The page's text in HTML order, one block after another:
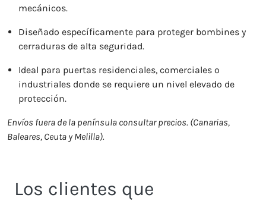
mecánicos.
Diseñado específicamente para proteger bombines y
cerraduras de alta seguridad.
Ideal para puertas residenciales, comerciales o
industriales donde se requiere un nivel elevado de
protección.
Envíos fuera de la península consultar precios. (Canarias,
Baleares, Ceuta y Melilla).
Los clientes que